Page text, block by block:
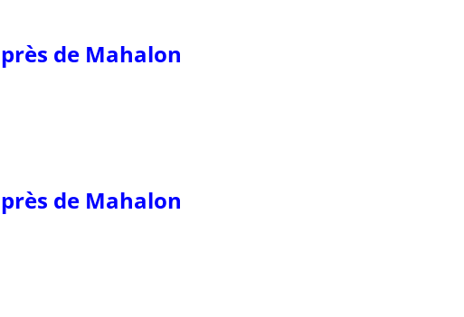
de Mahalon
de Mahalon